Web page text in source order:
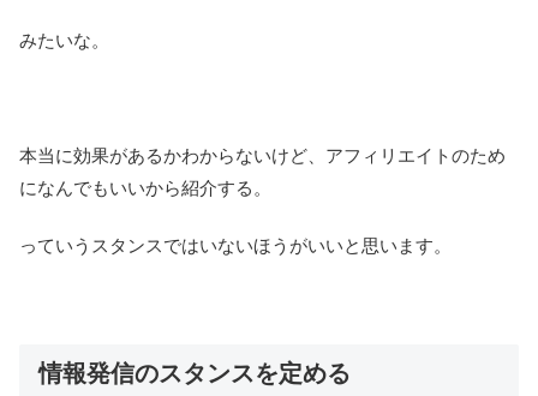
みたいな。
本当に効果があるかわからないけど、アフィリエイトのため
になんでもいいから紹介する。
っていうスタンスではいないほうがいいと思います。
情報発信のスタンスを定める